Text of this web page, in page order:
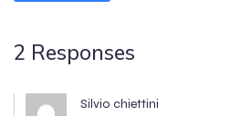
2 Responses
Silvio chiettini